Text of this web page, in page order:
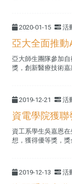
2020-01-15 活
亞大全面推
亞大師生團隊參加
獎，創新醫療技術嘉
2019-12-21 活
資電學院獲
資工系學生吳嘉恩
想，獲得優等獎，獎
2019-12-13 活